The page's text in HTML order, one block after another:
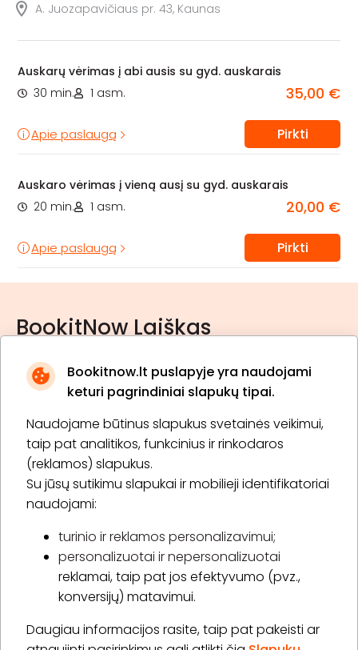
Bookitnow.lt puslapyje yra naudojami
keturi pagrindiniai slapukų tipai.
Naudojame būtinus slapukus svetainės veikimui,
taip pat analitikos, funkcinius ir rinkodaros
(reklamos) slapukus.
Su jūsų sutikimu slapukai ir mobilieji identifikatoriai
naudojami:
turinio ir reklamos personalizavimui;
personalizuotai ir nepersonalizuotai
reklamai, taip pat jos efektyvumo (pvz.,
konversijų) matavimui.
Daugiau informacijos rasite, taip pat pakeisti ar
A. Juozapavičiaus pr. 43, Kaunas
Auskarų vėrimas į abi ausis su gyd. auskarais
30 min.
1 asm. 35,00 €
Apie paslaugą Pirkti
Auskaro vėrimas į vieną ausį su gyd. auskarais
20 min.
1 asm. 20,00 €
Apie paslaugą Pirkti
BookitNow Laiškas
* Susipažinau su privatumo politika
Prenumeruoti
Apie „BookitNow“
Informacija
„GERA DOVANA“ GRUPĖ